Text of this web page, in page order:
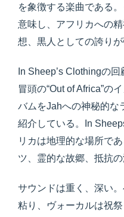
を象徴する楽曲である
意味し、アフリカへの
想、黒人としての誇りが
In Sheep’s Clothingの回
冒頭の“Out of Africa”の
バムをJahへの神秘的な
紹介している。In
リカは地理的な場所で
ツ、霊的な故郷、抵抗の
サウンドは重く、深い
粘り、ヴォーカルは祝